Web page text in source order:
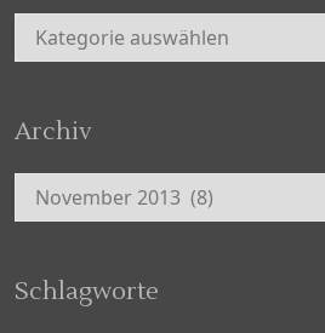
Kategorien
Archiv
Archiv
Schlagworte